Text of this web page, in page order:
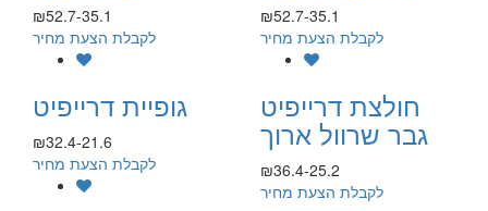
₪52.7-35.1
לקבלת הצעת מחיר
₪52.7-35.1
לקבלת הצעת מחיר
חולצת דרייפיט
גבר שרוול ארוך
₪36.4-25.2
לקבלת הצעת מחיר
גופיית דרייפיט
₪32.4-21.6
לקבלת הצעת מחיר